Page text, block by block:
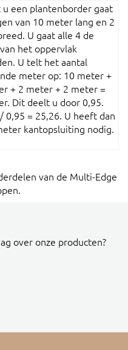
u een plantenborder gaat
van 10 meter lang en 2
U gaat alle 4 de
het oppervlak
U telt het aantal
meter op: 10 meter +
+ 2 meter + 2 meter =
Dit deelt u door 0,95.
0,95 = 25,26. U heeft dan
kantopsluiting nodig.
van de Multi-Edge
over onze producten?